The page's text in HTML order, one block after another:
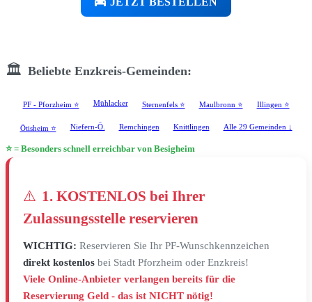
🏛️ Beliebte Enzkreis-Gemeinden:
PF - Pforzheim ⭐ Mühlacker Sternenfels ⭐ Maulbronn ⭐ Illingen ⭐
Ötisheim ⭐ Niefern-Ö. Remchingen Knittlingen Alle 29 Gemeinden ↓
⭐ = Besonders schnell erreichbar von Besigheim
⚠️ 1. KOSTENLOS bei Ihrer
Zulassungsstelle reservieren
WICHTIG: Reservieren Sie Ihr PF-Wunschkennzeichen
direkt kostenlos bei Stadt Pforzheim oder Enzkreis!
Viele Online-Anbieter verlangen bereits für die
Reservierung Geld - das ist NICHT nötig!